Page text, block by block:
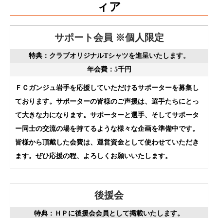
ィア
サポート会員 ※個人限定
特典：クラブオリジナルTシャツを進呈いたします。
年会費：5千円
ＦＣガンジュ岩手を応援していただけるサポーターを募集し
ております。サポーターの皆様のご声援は、選手たちにとっ
て大きな力になります。サポーターと選手、そしてサポータ
ー同士の交流の場を持てるような様々な企画を準備中です。
皆様から頂戴した会費は、運営資金として使わせていただき
ます。ぜひ応援の程、よろしくお願いいたします。
後援会
特典：ＨＰに後援会会員として掲載いたします。